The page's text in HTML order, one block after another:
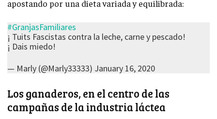
apostando por una dieta variada y equilibrada:
#GranjasFamiliares
¡ Tuits Fascistas contra la leche, carne y pescado!
¡ Dais miedo!
— Marly (@Marly33333) January 16, 2020
Los ganaderos, en el centro de las
campañas de la industria láctea